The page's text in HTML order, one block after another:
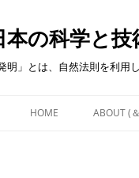
本の科学と技
明」とは、自然法則を利用
HOME ABOUT (